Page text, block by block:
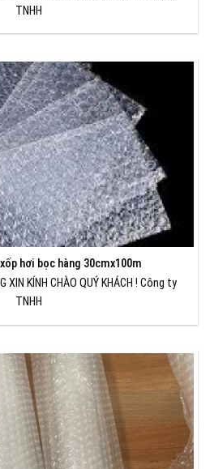
TNHH
hơi bọc hàng 30cmx100m
XIN KÍNH CHÀO QUÝ KHÁCH ! Công ty
TNHH